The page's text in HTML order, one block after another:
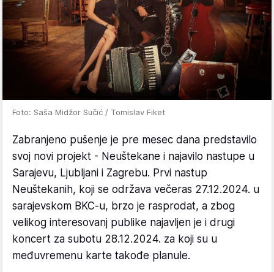
Foto: Saša Midžor Sučić / Tomislav Fiket
Zabranjeno pušenje je pre mesec dana predstavilo
svoj novi projekt - Neuštekane i najavilo nastupe u
Sarajevu, Ljubljani i Zagrebu. Prvi nastup
Neuštekanih, koji se održava večeras 27.12.2024. u
sarajevskom BKC-u, brzo je rasprodat, a zbog
velikog interesovanj publike najavljen je i drugi
koncert za subotu 28.12.2024. za koji su u
međuvremenu karte takođe planule.